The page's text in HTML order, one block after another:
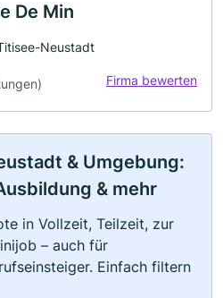
De Min
Neustadt
Firma bewerten
& Umgebung:
& mehr
in Vollzeit, Teilzeit, zur
– auch für
Einfach filtern